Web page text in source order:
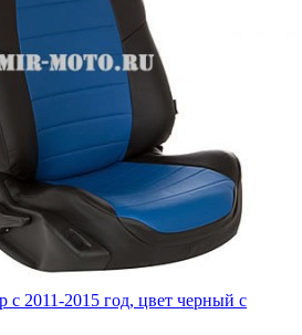
2011-2015 год, цвет черный с